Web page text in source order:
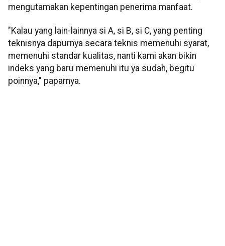
mengutamakan kepentingan penerima manfaat.
"Kalau yang lain-lainnya si A, si B, si C, yang penting
teknisnya dapurnya secara teknis memenuhi syarat,
memenuhi standar kualitas, nanti kami akan bikin
indeks yang baru memenuhi itu ya sudah, begitu
poinnya," paparnya.